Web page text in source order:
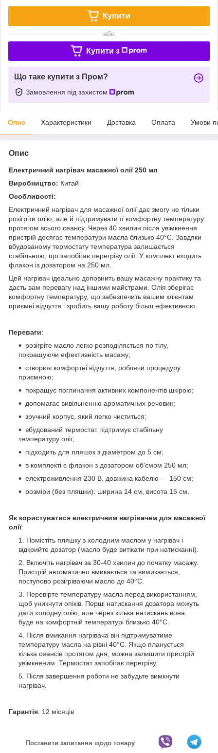
Купити
або
Купити з
Що таке купити з Пром?
Замовлення під захистом
Опис Характеристики Доставка Оплата Умови
Опис
Електричний нагрівач масажної олії 250 мл
Виробництво: Китай
Особливості:
Електричний нагрівач для масажної олії дає змогу не тільки
розігріти олію, але й підтримувати її комфортну температуру
протягом всього сеансу. Через 40 хвилин після увімкнення
пристрій досягає температури масла близько 40°C. Завдяки
вбудованому термостату температура залишається
стабільною, що запобігає перегріву олії. У комплект входить
флакон із дозатором на 250 мл.
Цей нагрівач ідеально доповнить вашу масажну практику та
дасть вам перевагу над іншими майстрами. Олія зберігає
комфортну температуру, що забезпечить вашим клієнтам
приємні відчуття і зробить вашу роботу більш ефективною.
Переваги:
розігріте масло легко розподіляється по тілу,
покращуючи ефективність масажу;
створює комфортні відчуття, роблячи процедуру
приємною;
покращує поглинання активних компонентів шкірою;
допомагає вивільненню ароматичних речовин;
зручний корпус, який легко чиститься;
вбудований термостат підтримує стабільну
температуру олії;
підходить для пляшок з діаметром до 5 см;
в комплекті є флакон з дозатором об'ємом 250 мл;
електроживлення 230 В, довжина кабелю — 150 см;
розміри (без пляшки): ширина 14 см, висота 15 см.
Як користуватися електричним нагрівачем для масажної
олії:
Помістіть пляшку з холодним маслом у нагрівач і
відкрийте дозатор (масло буде витікати при натисканні).
Включіть нагрівач за 30-40 хвилин до початку масажу.
Пристрій автоматично вмикається та вимикається,
поступово розігріваючи масло до 40°C.
Перевірте температуру масла перед використанням,
щоб уникнути опіків. Перші натискання дозатора можуть
дати холодну олію, але через кілька натискань вона
буде на комфортній температурі близько 40°C.
Після вмикання нагрівача він підтримуватиме
температуру масла на рівні 40°C. Якщо планується
кілька сеансів протягом дня, можна залишити пристрій
увімкненим. Термостат запобігає перегріву.
Після завершення роботи не забудьте вимкнути
нагрівач.
Гарантія: 12 місяців
Поставити запитання щодо товару